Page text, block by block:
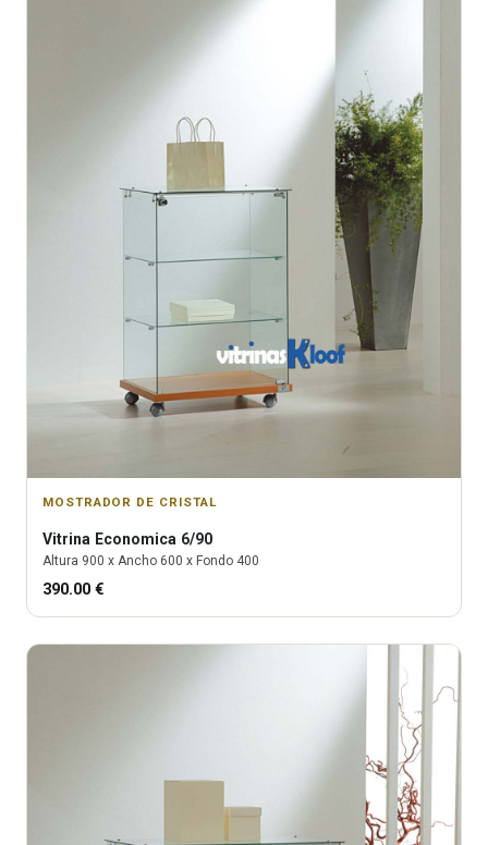
MOSTRADOR DE CRISTAL
Vitrina Economica 6/90
Altura 900 x Ancho 600 x Fondo 400
390.00 €